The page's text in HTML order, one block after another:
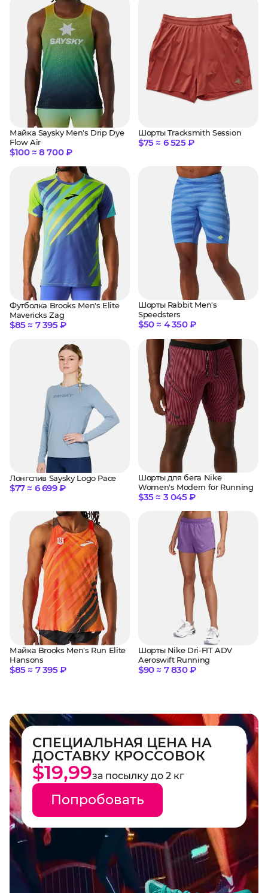
Майка Saysky Men's Drip Dye
Flow Air
$100 ≈ 8 700 ₽
Шорты Tracksmith Session
$75 ≈ 6 525 ₽
Футболка Brooks Men's Elite
Mavericks Zag
$85 ≈ 7 395 ₽
Шорты Rabbit Men's
Speedsters
$50 ≈ 4 350 ₽
Лонгслив Saysky Logo Pace
$77 ≈ 6 699 ₽
Шорты для бега Nike
Women's Modern for Running
$35 ≈ 3 045 ₽
Майка Brooks Men's Run Elite
Hansons
$85 ≈ 7 395 ₽
Шорты Nike Dri-FIT ADV
Aeroswift Running
$90 ≈ 7 830 ₽
СПЕЦИАЛЬНАЯ ЦЕНА НА
ДОСТАВКУ КРОССОВОК
$19,99за посылку до 2 кг
Попробовать